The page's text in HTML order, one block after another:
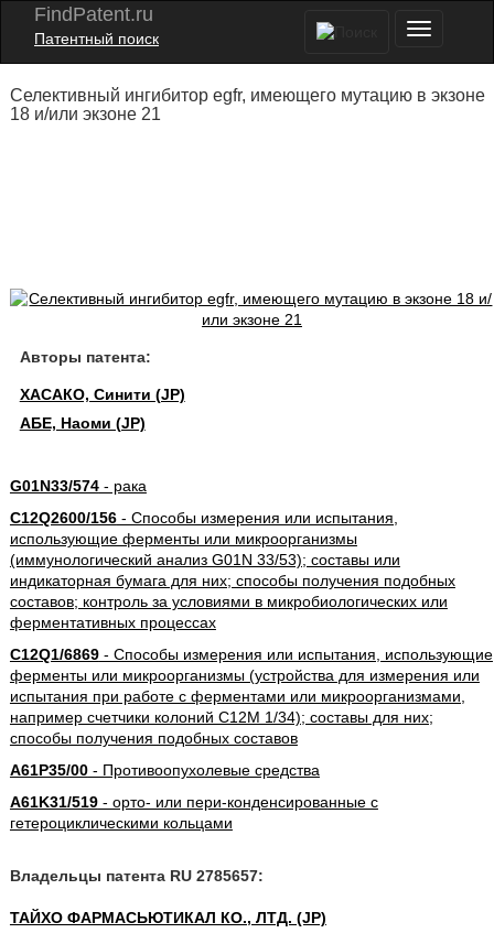
FindPatent.ru
Патентный поиск
Селективный ингибитор egfr, имеющего мутацию в экзоне
18 и/или экзоне 21
Авторы патента:
ХАСАКО, Синити (JP)
АБЕ, Наоми (JP)
G01N33/574- рака
C12Q2600/156- Способы измерения или испытания,
использующие ферменты или микроорганизмы
(иммунологический анализ G01N 33/53); составы или
индикаторная бумага для них; способы получения подобных
составов; контроль за условиями в микробиологических или
ферментативных процессах
C12Q1/6869- Способы измерения или испытания, использующие
ферменты или микроорганизмы (устройства для измерения или
испытания при работе с ферментами или микроорганизмами,
например счетчики колоний C12M 1/34); составы для них;
способы получения подобных составов
A61P35/00- Противоопухолевые средства
A61K31/519- орто- или пери-конденсированные с
гетероциклическими кольцами
Владельцы патента RU 2785657:
ТАЙХО ФАРМАСЬЮТИКАЛ КО., ЛТД. (JP)